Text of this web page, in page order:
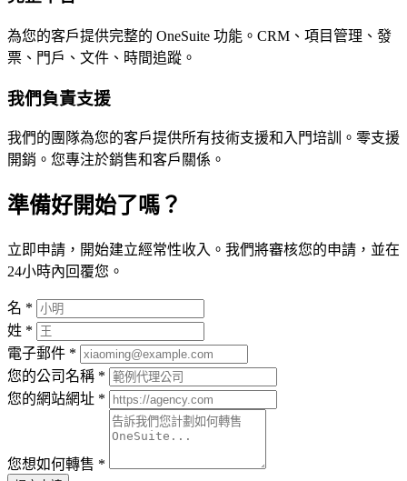
為您的客戶提供完整的 OneSuite 功能。CRM、項目管理、發
票、門戶、文件、時間追蹤。
我們負責支援
我們的團隊為您的客戶提供所有技術支援和入門培訓。零支援
開銷。您專注於銷售和客戶關係。
準備好開始了嗎？
立即申請，開始建立經常性收入。我們將審核您的申請，並在
24小時內回覆您。
名 *
姓 *
電子郵件 *
您的公司名稱 *
您的網站網址 *
您想如何轉售 *